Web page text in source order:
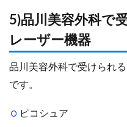
5)品川美容外科で
レーザー機器
品川美容外科で受けられ
です。
ピコシュア